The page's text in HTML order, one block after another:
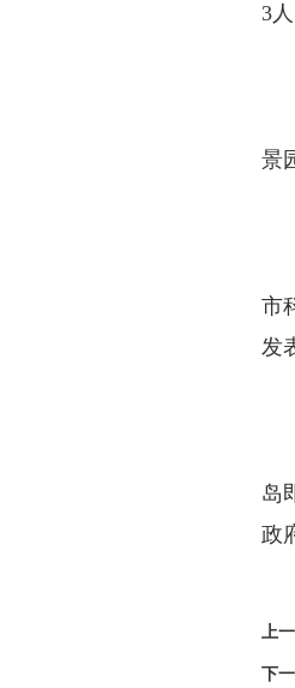
3
景
市
发
岛
政
上
下